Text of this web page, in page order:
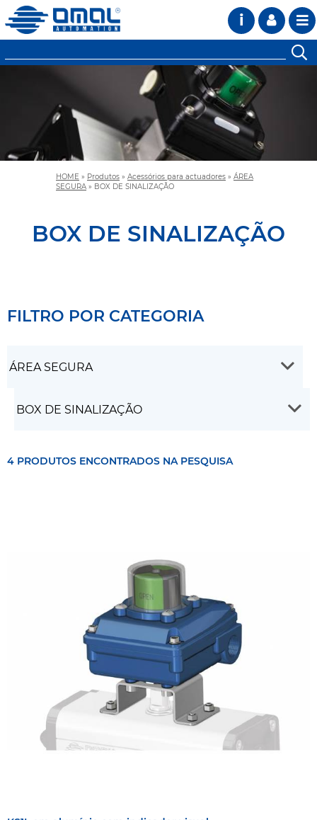
i
HOME » Produtos » Acessórios para actuadores » ÁREA
SEGURA » BOX DE SINALIZAÇÃO
BOX DE SINALIZAÇÃO
FILTRO POR CATEGORIA
4 PRODUTOS ENCONTRADOS NA PESQUISA